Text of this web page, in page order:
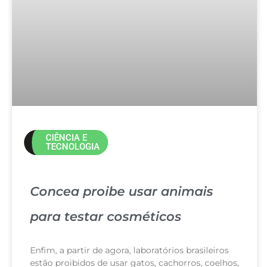
CIÊNCIA E
TECNOLOGIA
Concea proibe usar animais
para testar cosméticos
Enfim, a partir de agora, laboratórios brasileiros
estão proibidos de usar gatos, cachorros, coelhos,